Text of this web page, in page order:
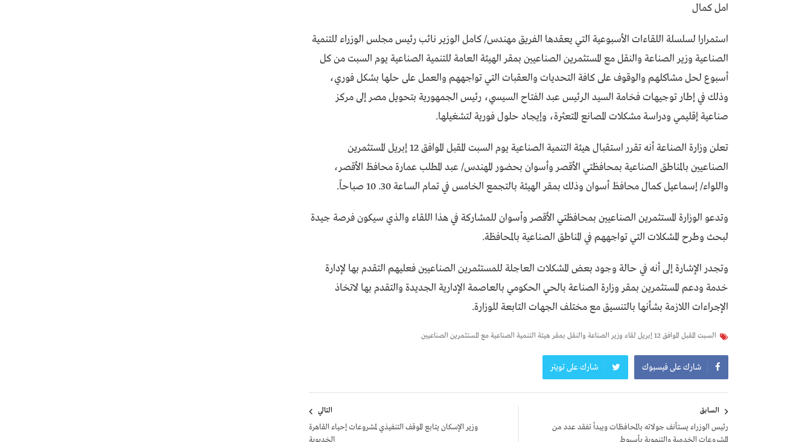
امل كمال
استمرارا لسلسلة اللقاءات الأسبوعية التي يعقدها الفريق مهندس/ كامل الوزير نائب رئيس مجلس الوزراء للتنمية
الصناعية وزير الصناعة والنقل مع المستثمرين الصناعيين بمقر الهيئة العامة للتنمية الصناعية يوم السبت من كل
أسبوع لحل مشاكلهم والوقوف على كافة التحديات والعقبات التي تواجههم والعمل على حلها بشكل فوري،
وذلك في إطار توجيهات فخامة السيد الرئيس عبد الفتاح السيسي، رئيس الجمهورية بتحويل مصر إلى مركز
صناعية إقليمي ودراسة مشكلات المصانع المتعثرة، وإيجاد حلول فورية لتشغيلها.
تعلن وزارة الصناعة أنه تقرر استقبال هيئة التنمية الصناعية يوم السبت المقبل الموافق 12 إبريل المستثمرين
الصناعيين بالمناطق الصناعية بمحافظتي الأقصر وأسوان بحضور المهندس/ عبد المطلب عمارة محافظ الأقصر،
واللواء/ إسماعيل كمال محافظ أسوان وذلك بمقر الهيئة بالتجمع الخامس في تمام الساعة 30. 10 صباحاً.
وتدعو الوزارة المستثمرين الصناعيين بمحافظتي الأقصر وأسوان للمشاركة في هذا اللقاء والذي سيكون فرصة جيدة
لبحث وطرح المشكلات التي تواجههم في المناطق الصناعية بالمحافظة.
وتجدر الإشارة إلى أنه في حالة وجود بعض المشكلات العاجلة للمستثمرين الصناعيين فعليهم التقدم بها لإدارة
خدمة ودعم المستثمرين بمقر وزارة الصناعة بالحي الحكومي بالعاصمة الإدارية الجديدة والتقدم بها لاتخاذ
الإجراءات اللازمة بشأنها بالتنسيق مع مختلف الجهات التابعة للوزارة.
السبت المقبل الموافق 12 إبريل لقاء وزير الصناعة والنقل بمقر هيئة التنمية الصناعية مع المستثمرين الصناعيين
شارك على فيسبوك شارك على تويتر
المقالات
السابق
رئيس الوزراء يستأنف جولاته بالمحافظات ويبدأ تفقد عدد من
المشروعات الخدمية والتنموية بأسيوط
التالي
وزير الإسكان يتابع الموقف التنفيذي لمشروعات إحياء القاهرة
الخديوية